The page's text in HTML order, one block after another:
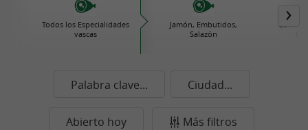
Todos los Especialidades
vascas
Jamón, Embutidos,
Salazón
Palabra clave... Ciudad...
Abierto hoy Más filtros